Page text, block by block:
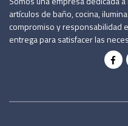
artículos de baño, cocina,
compromiso y responsabilidad
entrega para satisfacer las